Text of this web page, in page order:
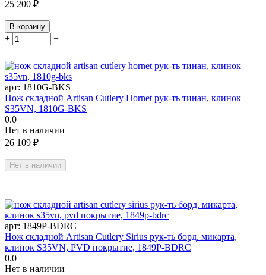
25 200 ₽
В корзину
+ −
арт: 1810G-BKS
Нож складной Artisan Cutlery Hornet рук-ть тинан, клинок
S35VN, 1810G-BKS
0.0
Нет в наличии
26 109 ₽
Нет в наличии
арт: 1849P-BDRC
Нож складной Artisan Cutlery Sirius рук-ть борд. микарта,
клинок S35VN, PVD покрытие, 1849P-BDRC
0.0
Нет в наличии